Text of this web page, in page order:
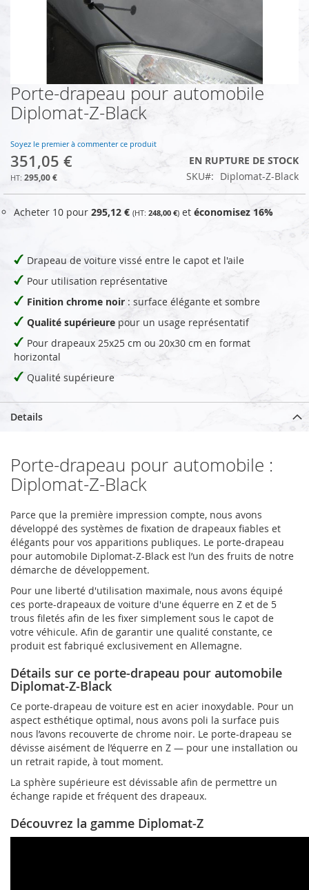
Skip
to
the
of
the
images
gallery
Porte-drapeau pour automobile
Diplomat-Z-Black
Soyez le premier à commenter ce produit
351,05 €
295,00 €
EN RUPTURE DE STOCK
SKU
Diplomat-Z-Black
Acheter 10 pour 295,12 € 248,00 € et économisez 16%
Drapeau de voiture vissé entre le capot et l'aile
Pour utilisation représentative
Finition chrome noir : surface élégante et sombre
Qualité supérieure pour un usage représentatif
Pour drapeaux 25x25 cm ou 20x30 cm en format
horizontal
Qualité supérieure
Details
Porte-drapeau pour automobile :
Diplomat-Z-Black
Parce que la première impression compte, nous avons
développé des systèmes de fixation de drapeaux fiables et
élégants pour vos apparitions publiques. Le porte-drapeau
pour automobile Diplomat-Z-Black est l’un des fruits de notre
démarche de développement.
Pour une liberté d'utilisation maximale, nous avons équipé
ces porte-drapeaux de voiture d'une équerre en Z et de 5
trous filetés afin de les fixer simplement sous le capot de
votre véhicule. Afin de garantir une qualité constante, ce
produit est fabriqué exclusivement en Allemagne.
Détails sur ce porte-drapeau pour automobile
Diplomat-Z-Black
Ce porte-drapeau de voiture est en acier inoxydable. Pour un
aspect esthétique optimal, nous avons poli la surface puis
nous l’avons recouverte de chrome noir. Le porte-drapeau se
dévisse aisément de l’équerre en Z — pour une installation ou
un retrait rapide, à tout moment.
La sphère supérieure est dévissable afin de permettre un
échange rapide et fréquent des drapeaux.
Découvrez la gamme Diplomat-Z